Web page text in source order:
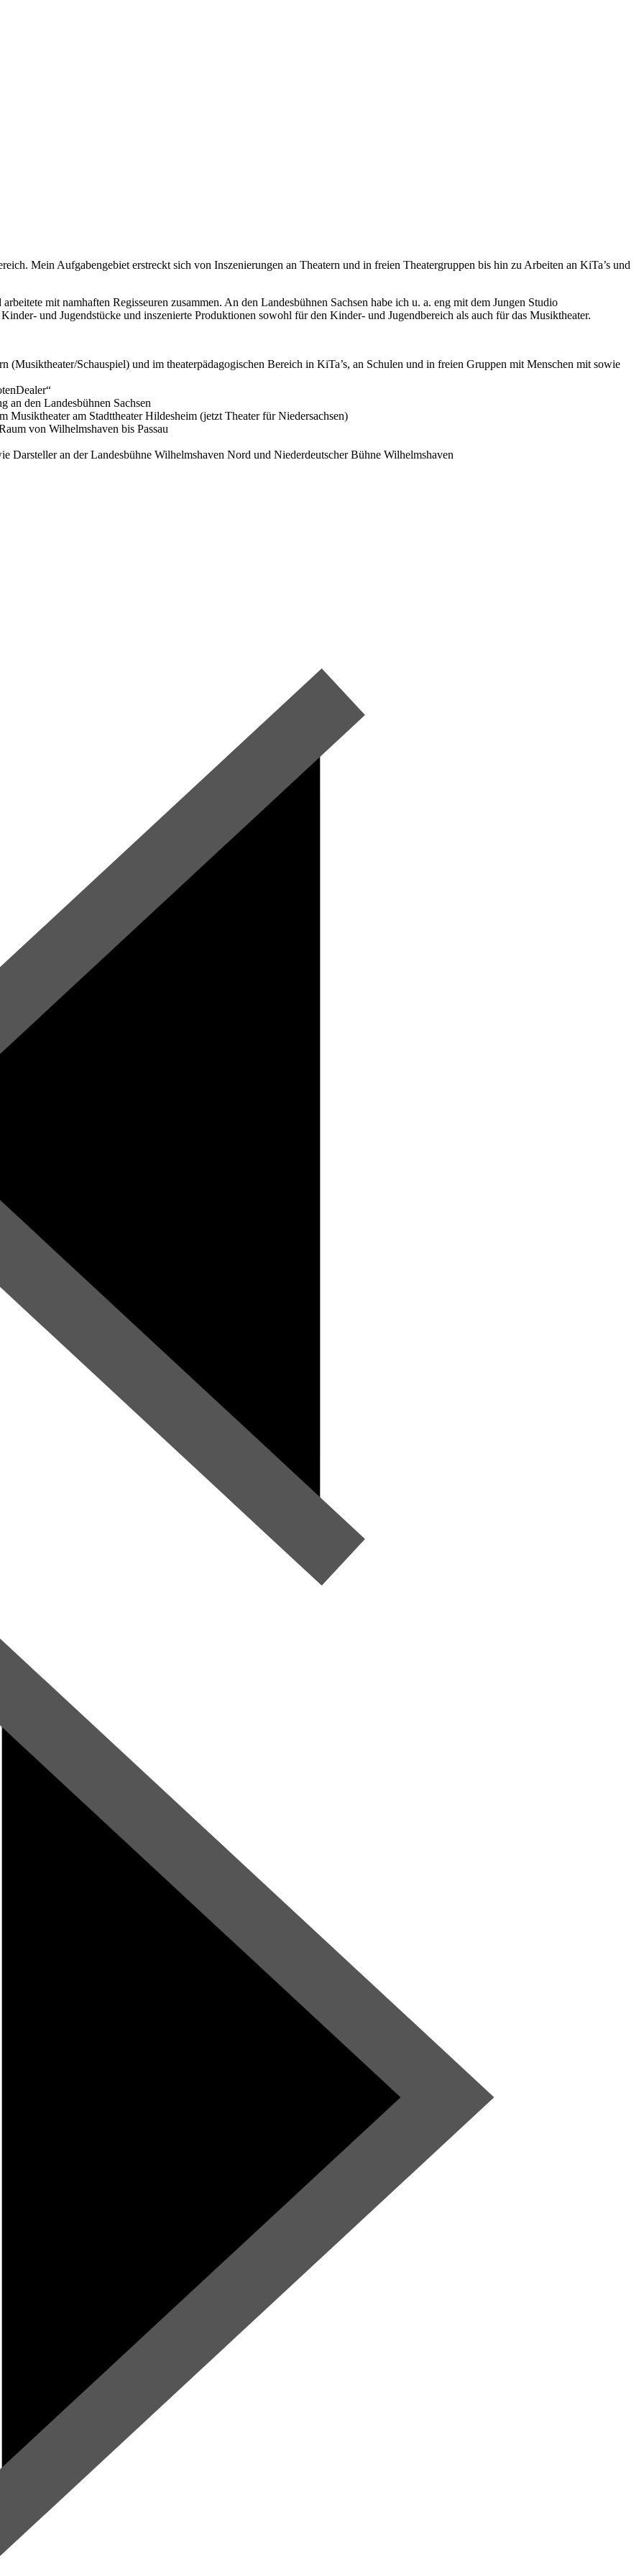
Mein Aufgabengebiet erstreckt sich von Inszenierungen an Theatern und in freien Theatergruppen bis hin zu Arbeiten an KiTa’s und
mit namhaften Regisseuren zusammen. An den Landesbühnen Sachsen habe ich u. a. eng mit dem Jungen Studio
und Jugendstücke und inszenierte Produktionen sowohl für den Kinder- und Jugendbereich als auch für das Musiktheater.
(Musiktheater/Schauspiel) und im theaterpädagogischen Bereich in KiTa’s, an Schulen und in freien Gruppen mit Menschen mit sowie
an den Landesbühnen Sachsen
Musiktheater am Stadttheater Hildesheim (jetzt Theater für Niedersachsen)
von Wilhelmshaven bis Passau
Darsteller an der Landesbühne Wilhelmshaven Nord und Niederdeutscher Bühne Wilhelmshaven